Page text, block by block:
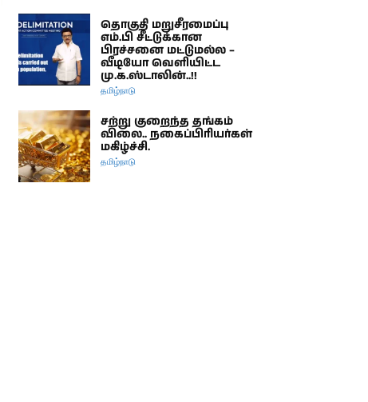
தொகுதி மறுசீரமைப்பு
எம்.பி சீட்டுக்கான
பிரச்சனை மட்டுமல்ல –
வீடியோ வெளியிட்ட
மு.க.ஸ்டாலின்..!!
தமிழ்நாடு
சற்று குறைந்த தங்கம்
விலை.. நகைப்பிரியர்கள்
மகிழ்ச்சி.
தமிழ்நாடு